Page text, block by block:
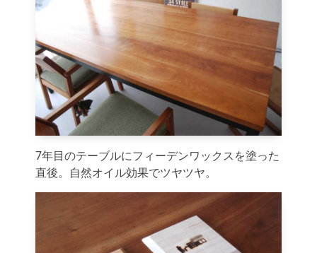
7年目のテーブルにフィーデンワックスを塗った
直後。自然オイル効果でツヤツヤ。